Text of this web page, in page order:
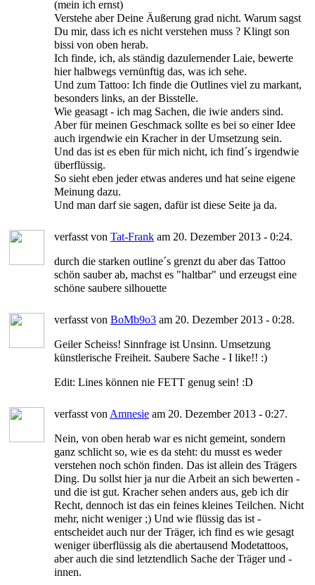
(mein ich ernst)
Verstehe aber Deine Äußerung grad nicht. Warum sagst
Du mir, dass ich es nicht verstehen muss ? Klingt son
bissi von oben herab.
Ich finde, ich, als ständig dazulernender Laie, bewerte
hier halbwegs vernünftig das, was ich sehe.
Und zum Tattoo: Ich finde die Outlines viel zu markant,
besonders links, an der Bisstelle.
Wie geasagt - ich mag Sachen, die iwie anders sind.
Aber für meinen Geschmack sollte es bei so einer Idee
auch irgendwie ein Kracher in der Umsetzung sein.
Und das ist es eben für mich nicht, ich find´s irgendwie
überflüssig.
So sieht eben jeder etwas anderes und hat seine eigene
Meinung dazu.
Und man darf sie sagen, dafür ist diese Seite ja da.
verfasst von Tat-Frank am 20. Dezember 2013 - 0:24.
durch die starken outline´s grenzt du aber das Tattoo
schön sauber ab, machst es "haltbar" und erzeugst eine
schöne saubere silhouette
verfasst von BoMb9o3 am 20. Dezember 2013 - 0:28.
Geiler Scheiss! Sinnfrage ist Unsinn. Umsetzung
künstlerische Freiheit. Saubere Sache - I like!! :)
Edit: Lines können nie FETT genug sein! :D
verfasst von Amnesie am 20. Dezember 2013 - 0:27.
Nein, von oben herab war es nicht gemeint, sondern
ganz schlicht so, wie es da steht: du musst es weder
verstehen noch schön finden. Das ist allein des Trägers
Ding. Du sollst hier ja nur die Arbeit an sich bewerten -
und die ist gut. Kracher sehen anders aus, geb ich dir
Recht, dennoch ist das ein feines kleines Teilchen. Nicht
mehr, nicht weniger ;) Und wie flüssig das ist -
entscheidet auch nur der Träger, ich find es wie gesagt
weniger überflüssig als die abertausend Modetattoos,
aber auch die sind letztendlich Sache der Träger und -
innen.